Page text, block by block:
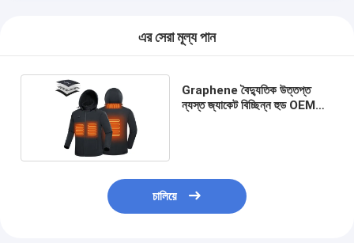
এর সেরা মূল্য পান
Graphene বৈদ্যুতিক উত্তপ্ত
ন্যস্ত জ্যাকেট বিচ্ছিন্ন হুড OEM
চালিয়ে